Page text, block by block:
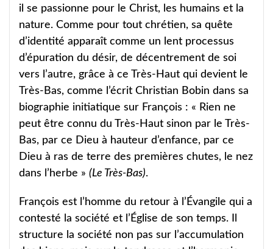
il se passionne pour le Christ, les humains et la
nature. Comme pour tout chrétien, sa quête
d’identité apparaît comme un lent processus
d’épuration du désir, de décentrement de soi
vers l’autre, grâce à ce Très-Haut qui devient le
Très-Bas, comme l’écrit Christian Bobin dans sa
biographie initiatique sur François : « Rien ne
peut être connu du Très-Haut sinon par le Très-
Bas, par ce Dieu à hauteur d’enfance, par ce
Dieu à ras de terre des premières chutes, le nez
dans l’herbe » (Le Très-Bas).
François est l’homme du retour à l’Évangile qui a
contesté la société et l’Église de son temps. Il
structure la société non pas sur l’accumulation